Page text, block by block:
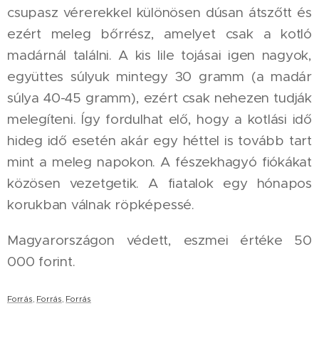
csupasz vérerekkel különösen dúsan átszőtt és
ezért meleg bőrrész, amelyet csak a kotló
madárnál találni. A kis lile tojásai igen nagyok,
együttes súlyuk mintegy 30 gramm (a madár
súlya 40-45 gramm), ezért csak nehezen tudják
melegíteni. Így fordulhat elő, hogy a kotlási idő
hideg idő esetén akár egy héttel is tovább tart
mint a meleg napokon. A fészekhagyó fiókákat
közösen vezetgetik. A fiatalok egy hónapos
korukban válnak röpképessé.
Magyarországon védett, eszmei értéke 50
000 forint.
Forrás, Forrás, Forrás